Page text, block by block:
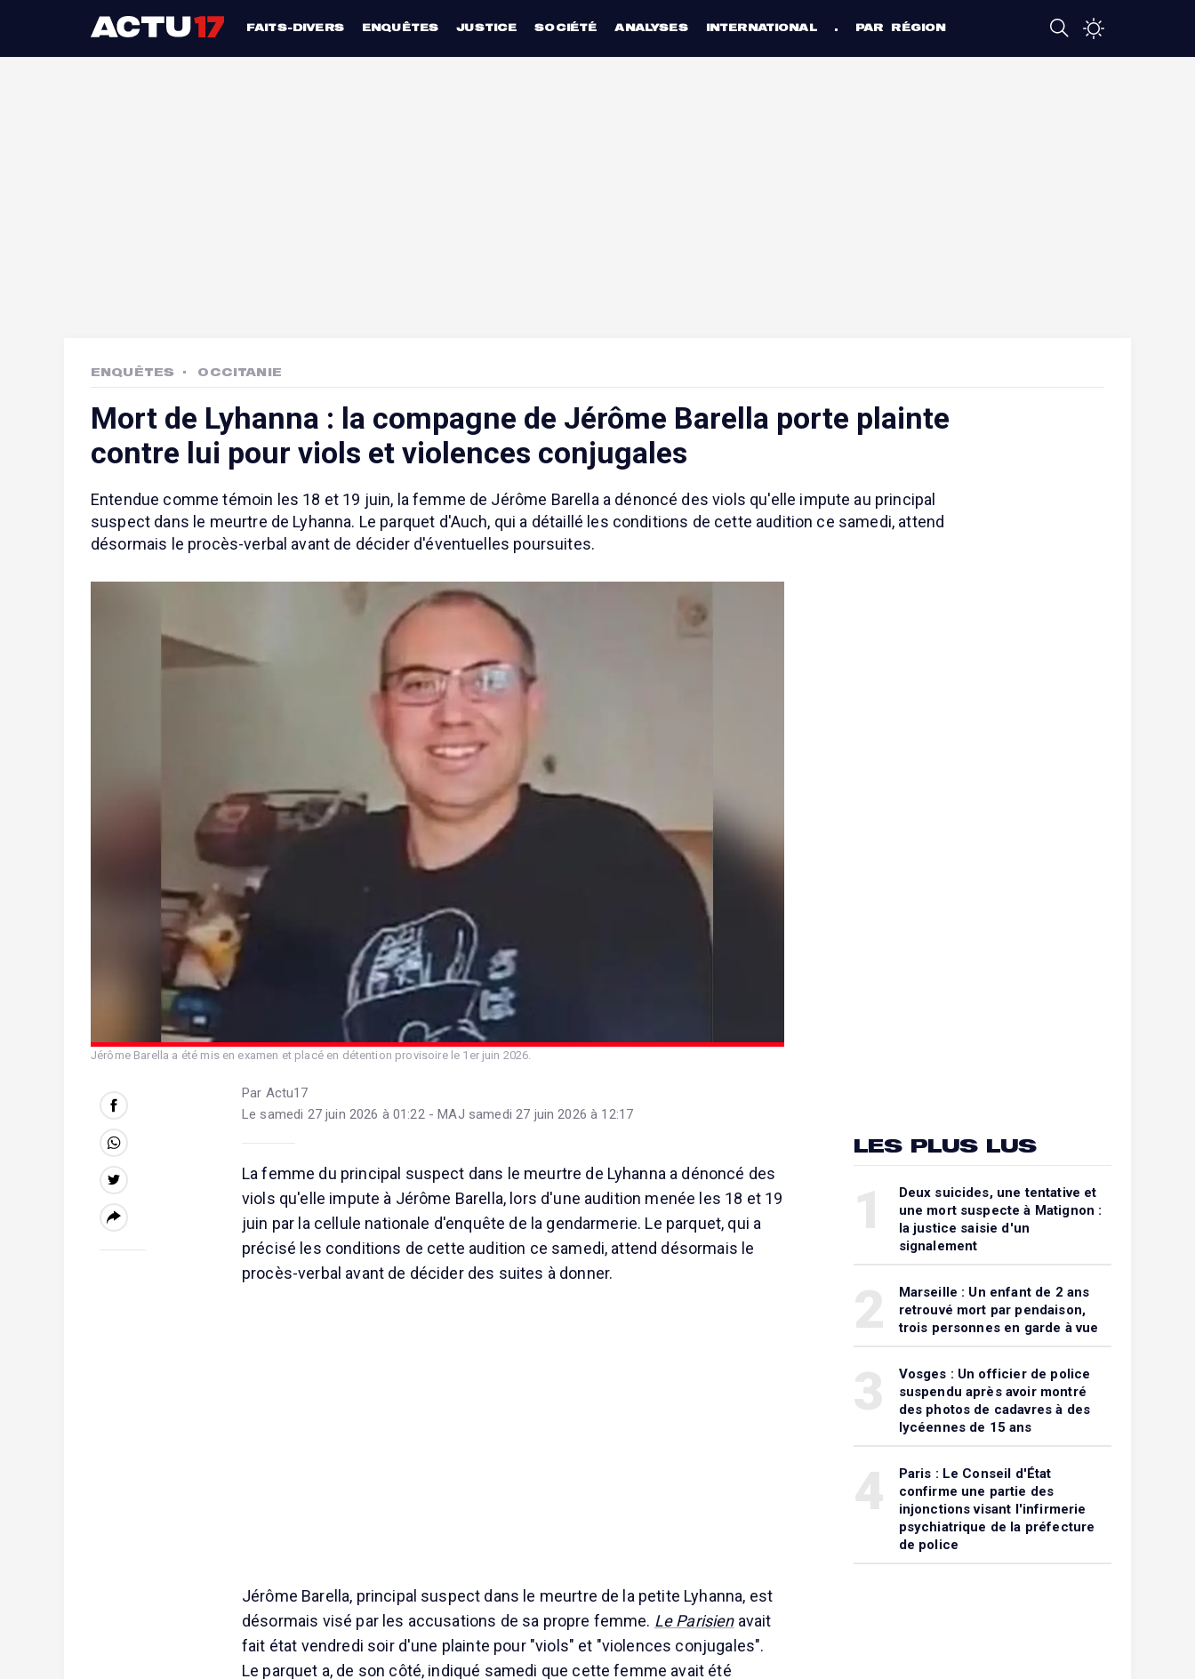
FAITS-DIVERS ENQUÊTES JUSTICE SOCIÉTÉ ANALYSES INTERNATIONAL PAR RÉGION
ENQUÊTES OCCITANIE
Mort de Lyhanna : la compagne de Jérôme Barella porte plainte
contre lui pour viols et violences conjugales
Entendue comme témoin les 18 et 19 juin, la femme de Jérôme Barella a dénoncé des viols qu'elle impute au principal
suspect dans le meurtre de Lyhanna. Le parquet d'Auch, qui a détaillé les conditions de cette audition ce samedi, attend
désormais le procès-verbal avant de décider d'éventuelles poursuites.
Jérôme Barella a été mis en examen et placé en détention provisoire le 1er juin 2026.
Par Actu17
Le samedi 27 juin 2026 à 01:22 - MAJ samedi 27 juin 2026 à 12:17
La femme du principal suspect dans le meurtre de Lyhanna a dénoncé des
viols qu'elle impute à Jérôme Barella, lors d'une audition menée les 18 et 19
juin par la cellule nationale d'enquête de la gendarmerie. Le parquet, qui a
précisé les conditions de cette audition ce samedi, attend désormais le
procès-verbal avant de décider des suites à donner.
Jérôme Barella, principal suspect dans le meurtre de la petite Lyhanna, est
désormais visé par les accusations de sa propre femme. Le Parisienavait
fait état vendredi soir d'une plainte pour "viols" et "violences conjugales".
Le parquet a, de son côté, indiqué samedi que cette femme avait été
LES PLUS LUS
Deux suicides, une tentative et
une mort suspecte à Matignon :
la justice saisie d'un
signalement
Marseille : Un enfant de 2 ans
retrouvé mort par pendaison,
trois personnes en garde à vue
Vosges : Un officier de police
suspendu après avoir montré
des photos de cadavres à des
lycéennes de 15 ans
Paris : Le Conseil d'État
confirme une partie des
injonctions visant l'infirmerie
psychiatrique de la préfecture
de police